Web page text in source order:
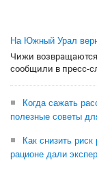
На Южный Урал
Чижи
сообщили в пресс-
Когда сажать
полезные советы
Как снизить
рационе дали